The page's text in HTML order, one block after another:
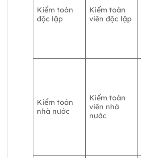
Kiểm toán
độc lập
Kiểm toán
viên độc lập
Kiểm toán
nhà nước
Kiểm toán
viên nhà
nước